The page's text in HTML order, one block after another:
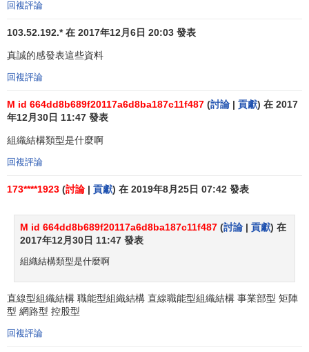
們總是期望員工以同樣的方式投入工作，能夠保證穩定一致
的產出結果。在高度正規化的組織中，有明確的
而正規化程度較低的工作，相對來說，工作執行者和日程安
排就不是那麼僵硬，員工對自己工作的處理許可權就比較
寬。由於個人許可權與組織對員工行為的規定成反比，因此
工作標準化程度越高，員工決定自己工作方式的權力就越
小。工作標準化不僅減少了員工選擇工作行為的可能性，而
大。一種極端情況是，眾所周知，某些工作正規化程度很
低，如大學書商(向大學教授推銷公司新書的出版商代理人)工
作自由許可權就比較大，他們的推銷用語不要求標準劃一。
在行為約束上，不過就是每周交一次推銷報告，並對新書出
版提出建議。另一種極端情況是那些處於同一齣版公司的職
員與編輯位置的人。他們上午8點要準時上班，否則會被扣掉
半小時工資，而且，他們必須遵守管理人員制定的一系列詳
盡的規章制度。
回複評論
103.52.192.* 在 2017年12月6日 20:03 發表
真誠的感發表這些資料
回複評論
M id 664dd8b689f20117a6d8ba187c11f487 (討論 | 貢獻) 在 2017
年12月30日 11:47 發表
組織結構類型是什麼啊
回複評論
173****1923 (討論 | 貢獻) 在 2019年8月25日 07:42 發表
M id 664dd8b689f20117a6d8ba187c11f487 (討論 | 貢獻) 在
2017年12月30日 11:47 發表
組織結構類型是什麼啊
直線型組織結構 職能型組織結構 直線職能型組織結構 事業部型 矩陣
型 網路型 控股型
回複評論